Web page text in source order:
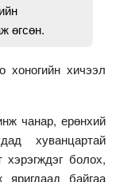
өгсөн.
хичээл
чанар, ерөнхий
хуванцартай
болох,
байгаа